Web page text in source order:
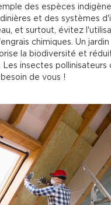
des espèces
et des systèmes
et surtout, évitez
chimiques. Un jardin
la biodiversité et
Les insectes pollinisateurs
de vous !